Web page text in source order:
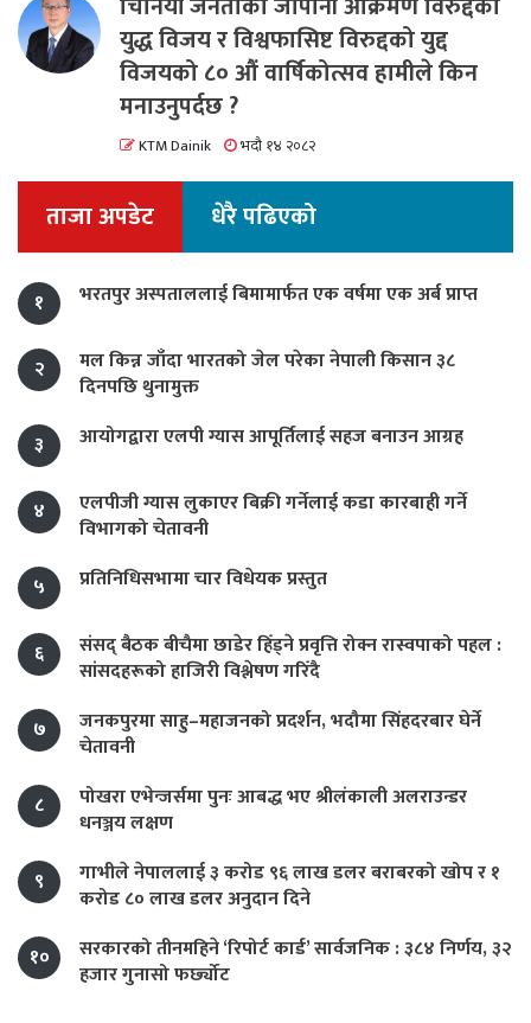
युद्ध विजय र विश्वफासिष्ट विरुद्दको युद्द
विजयको ८० औं वार्षिकोत्सव हामीले किन
मनाउनुपर्दछ ?
KTM Dainik भदौ १४ २०८२
ताजा अपडेट धेरै पढिएको
१ भरतपुर अस्पताललाई बिमामार्फत एक वर्षमा एक अर्ब प्राप्त
२
मल किन्न जाँदा भारतको जेल परेका नेपाली किसान ३८
दिनपछि थुनामुक्त
३
आयोगद्वारा एलपी ग्यास आपूर्तिलाई सहज बनाउन आग्रह
४
एलपीजी ग्यास लुकाएर बिक्री गर्नेलाई कडा कारबाही गर्ने
विभागको चेतावनी
५
प्रतिनिधिसभामा चार विधेयक प्रस्तुत
६
संसद् बैठक बीचैमा छाडेर हिँड्ने प्रवृत्ति रोक्न रास्वपाको पहल :
सांसदहरूको हाजिरी विश्लेषण गरिँदै
७
जनकपुरमा साहु–महाजनको प्रदर्शन, भदौमा सिंहदरबार घेर्ने
चेतावनी
८
पोखरा एभेन्जर्समा पुनः आबद्ध भए श्रीलंकाली अलराउन्डर
धनञ्जय लक्षण
९
गाभीले नेपाललाई ३ करोड ९६ लाख डलर बराबरको खोप र १
करोड ८० लाख डलर अनुदान दिने
१०
सरकारको तीनमहिने ‘रिपोर्ट कार्ड’ सार्वजनिक : ३८४ निर्णय, ३२
हजार गुनासो फर्छ्योट